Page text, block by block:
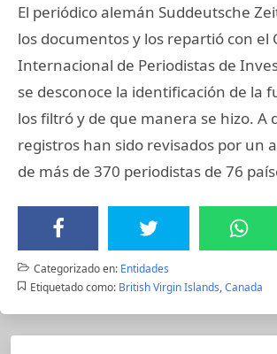
El periódico alemán Suddeutsche
los documentos y los repartió con el
Internacional de Periodistas de
se desconoce la identificación de la
los filtró y de que manera se hizo. A
registros han sido revisados por un
de más de 370 periodistas de 76
Categorizado en: Entidades
Etiquetado como: British Virgin Islands,Canada